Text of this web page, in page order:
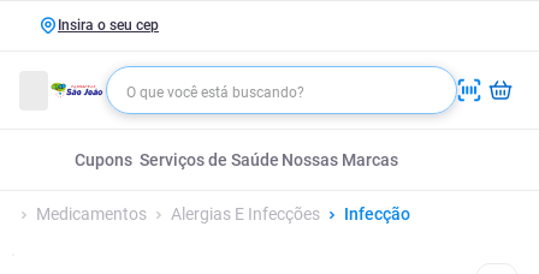
Insira o seu cep
Cupons Serviços de Saúde Nossas Marcas
Medicamentos Alergias E Infecções Infecção